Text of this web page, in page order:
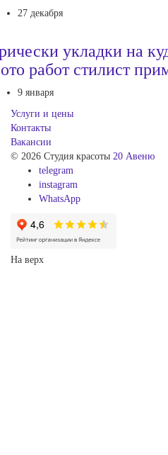
27 декабря
укладки на
работ стилист
9 января
Услуги и цены
Контакты
Вакансии
© 2026 Студия красоты 20 Авеню
telegram
instagram
WhatsApp
На верх